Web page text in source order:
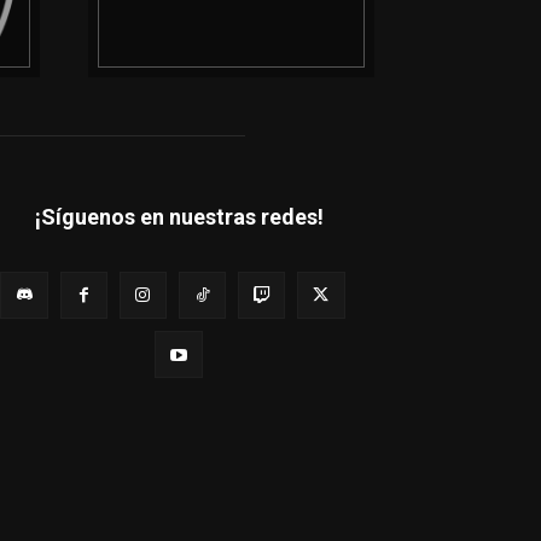
¡Síguenos en nuestras redes!